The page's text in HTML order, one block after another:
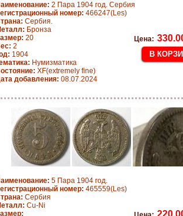
2 Пара 1904 год. Сербия
номер: 466247(Les)
Сербия.
Бронза
20
2
1904
Нумизматика
XF(extremely fine)
добавления: 08.07.2024
Цена:
5 Пара 1904 год.
номер: 465559(Les)
Сербия
Cu-Ni